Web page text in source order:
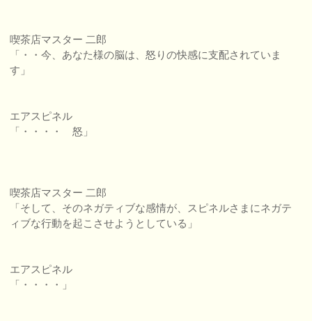
喫茶店マスター 二郎
「・・今、あなた様の脳は、怒りの快感に支配されていま
す」
エアスピネル
「・・・・ 怒」
喫茶店マスター 二郎
「そして、そのネガティブな感情が、スピネルさまにネガテ
ィブな行動を起こさせようとしている」
エアスピネル
「・・・・」